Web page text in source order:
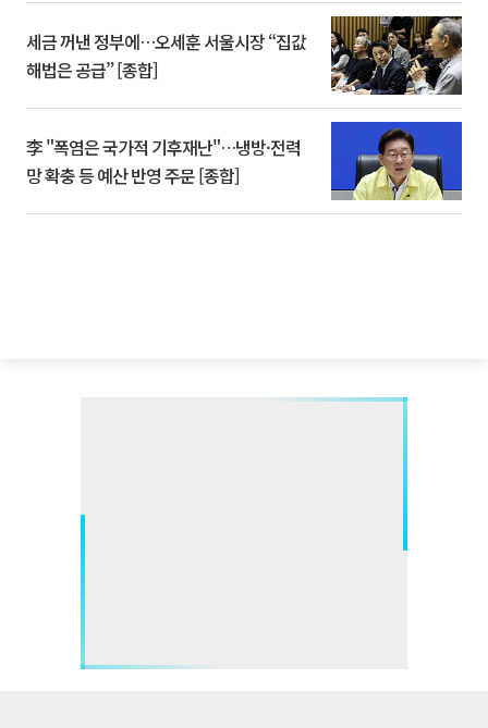
세금 꺼낸 정부에…오세훈 서울시장 “집값
해법은 공급” [종합]
李 "폭염은 국가적 기후재난"…냉방·전력
망 확충 등 예산 반영 주문 [종합]